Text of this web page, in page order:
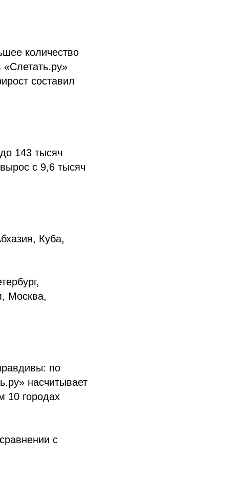
количество
составил
143 тысяч
с 9,6 тысяч
Куба,
Москва,
по
насчитывает
10 городах
с